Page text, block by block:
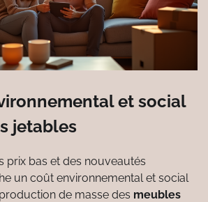
et social
jetables
prix bas et des nouveautés
un coût environnemental et social
de masse des meubles